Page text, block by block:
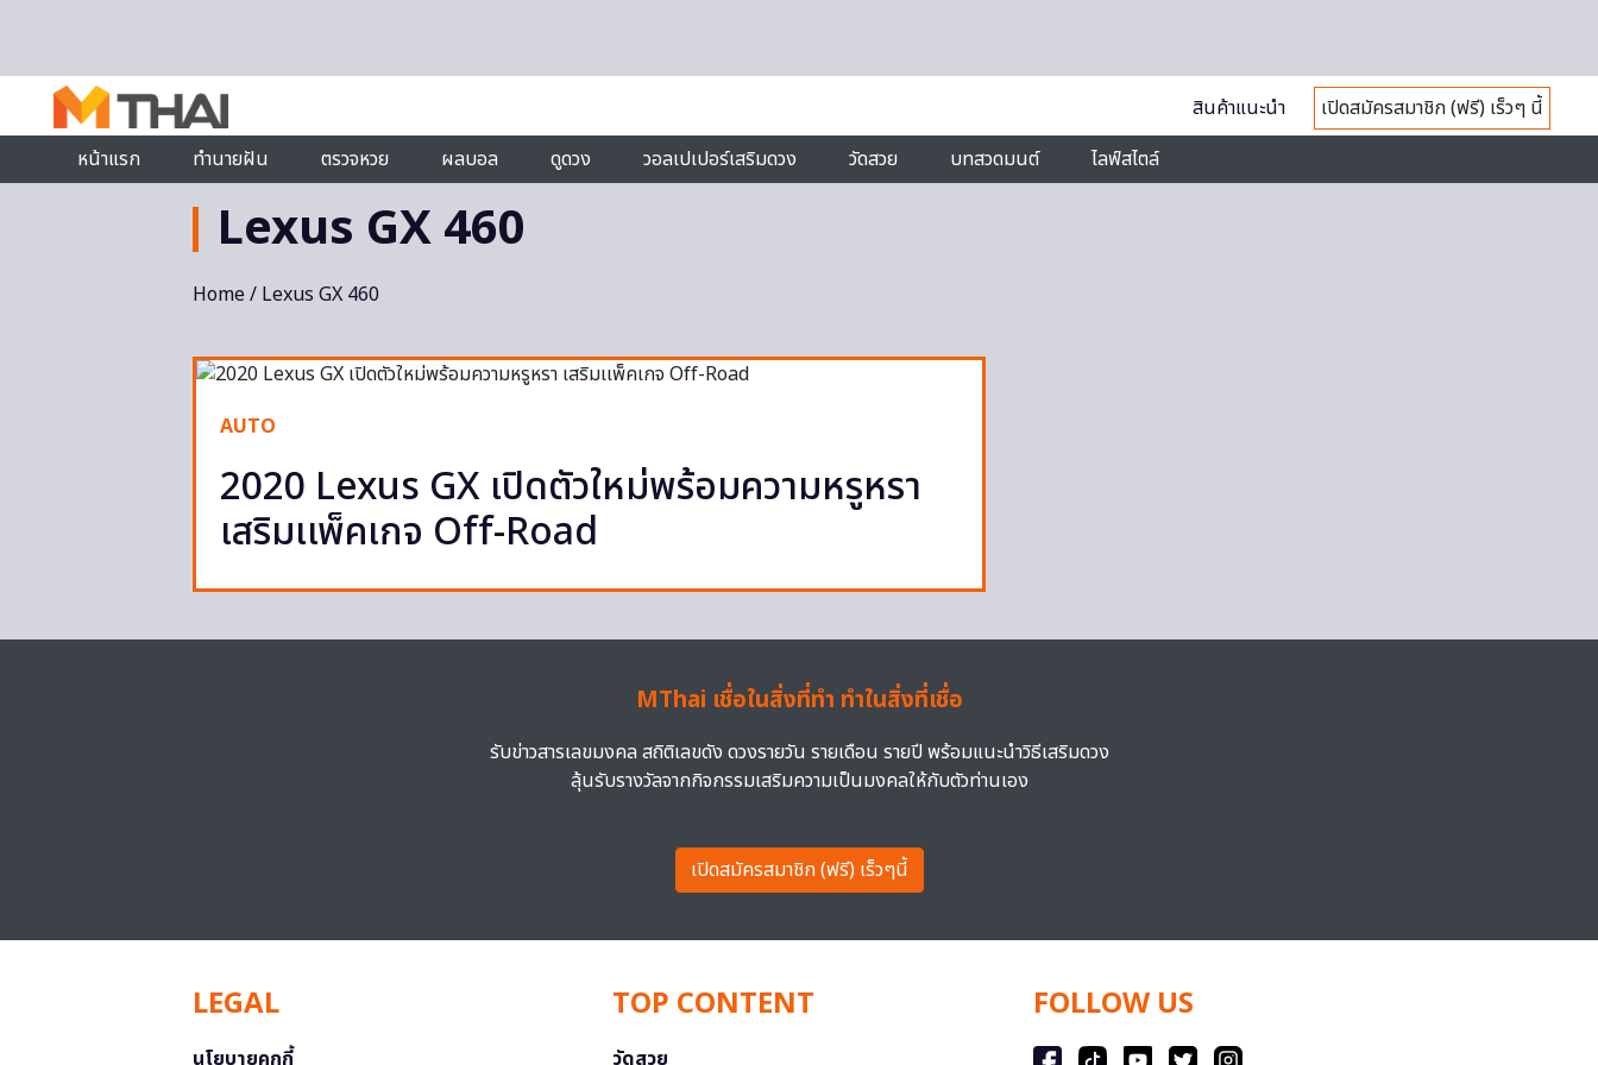
สินค้าแนะนำ
เปิดสมัครสมาชิก (ฟรี) เร็วๆ นี้
หน้าแรก
ทำนายฝัน ตรวจหวย ผลบอล ดูดวง วอลเปเปอร์เสริมดวง วัดสวย บทสวดมนต์ ไลฟ์สไตล์
Lexus GX 460
Home/ Lexus GX 460
AUTO
2020 Lexus GX เปิดตัวใหม่พร้อมความหรูหรา
เสริมเเพ็คเกจ Off-Road
MThai เชื่อในสิ่งที่ทำ ทำในสิ่งที่เชื่อ
รับข่าวสารเลขมงคล สถิติเลขดัง ดวงรายวัน รายเดือน รายปี พร้อมแนะนำวิธีเสริมดวง
ลุ้นรับรางวัลจากกิจกรรมเสริมความเป็นมงคลให้กับตัวท่านเอง
เปิดสมัครสมาชิก (ฟรี) เร็วๆนี้
LEGAL
นโยบายคุกกี้
TOP CONTENT
วัดสวย
FOLLOW US